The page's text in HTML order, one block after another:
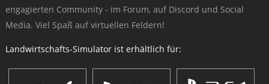
engagierten Community - im Forum, auf Discord und Social
Media. Viel Spaß auf virtuellen Feldern!
Landwirtschafts-Simulator ist erhältlich für: